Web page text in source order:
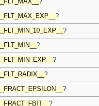
__FLT_MAX__?
__FLT_MAX_EXP__?
__FLT_MIN_10_EXP__?
__FLT_MIN__?
__FLT_MIN_EXP__?
__FLT_RADIX__?
__FRACT_EPSILON__?
__FRACT_FBIT__?